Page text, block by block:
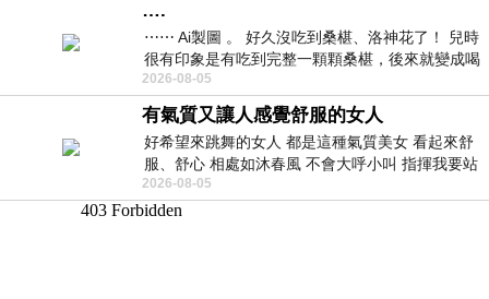
….
⋯⋯ Ai製圖 。 好久沒吃到桑椹、洛神花了！ 兒時
很有印象是有吃到完整一顆顆桑椹，後來就變成喝
桑椹汁。 現在是連喝都沒喝
2026-08-05
有氣質又讓人感覺舒服的女人
好希望來跳舞的女人 都是這種氣質美女 看起來舒
服、舒心 相處如沐春風 不會大呼小叫 指揮我要站
哪個位子 妳老幾？？
2026-08-05